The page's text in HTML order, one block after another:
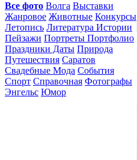
Все фото Волга Выставки
Жанровое Животные Конкурсы
Летопись Литература Истории
Пейзажи Портреты Портфолио
Праздники Даты Природа
Путешествия Саратов
Свадебные Мода События
Спорт Справочная Фотографы
Энгельс Юмор